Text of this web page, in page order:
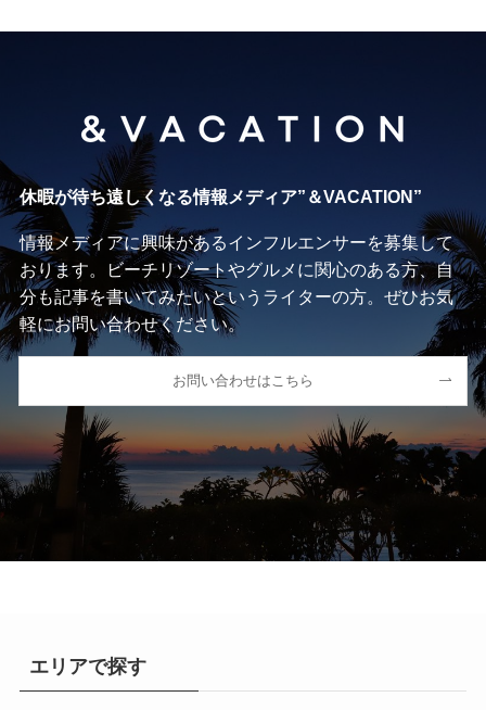
休暇が待ち遠しくなる情報メディア”＆VACATION”
情報メディアに興味があるインフルエンサーを募集して
おります。ビーチリゾートやグルメに関心のある方、自
分も記事を書いてみたいというライターの方。ぜひお気
軽にお問い合わせください。
お問い合わせはこちら
エリアで探す